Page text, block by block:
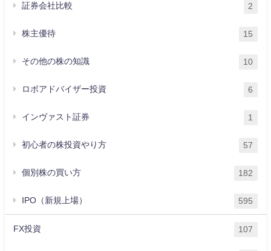
証券会社比較 2
株主優待 15
その他の株の知識 10
ロボアドバイザー投資 6
インヴァスト証券 1
初心者の株投資やり方 57
個別株の買い方 182
IPO（新規上場） 595
FX投資 107